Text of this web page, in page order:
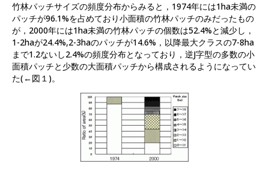
竹林パッチサイズの頻度分布からみると，1974年には1ha未満の
パッチが96.1%を占めており小面積の竹林パッチのみだったもの
が，2000年には1ha未満の竹林パッチの個数は52.4%と減少し，
1-2haが24.4%,2-3haのパッチが14.6%，以降最大クラスの7-8ha
まで1.2ないし2.4%の頻度分布となっており，逆J字型の多数の小
面積パッチと少数の大面積パッチから構成されるようになってい
た(←図１)。